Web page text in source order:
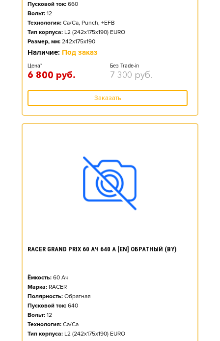
Пусковой ток: 660
Вольт: 12
Технология: Ca/Ca, Punch, +EFB
Тип корпуса: L2 (242x175x190) EURO
Размер, мм: 242x175x190
Наличие: Под заказ
Цена*
6 800 руб.
Без Trade-in
7 300 руб.
Заказать
RACER GRAND PRIX 60 АЧ 640 А [EN] ОБРАТНЫЙ (BY)
Ёмкость: 60 Ач
Марка: RACER
Полярность: Обратная
Пусковой ток: 640
Вольт: 12
Технология: Ca/Ca
Тип корпуса: L2 (242x175x190) EURO